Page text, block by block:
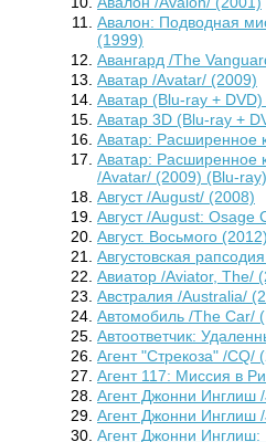
Авалон: Подводная
(1999)
Авангард /The
Аватар /Avatar/ (2009)
Аватар (Blu-ray +
Аватар 3D (Blu-ray +
Аватар: Расширенное
Аватар: Расширенное
/Avatar/ (2009) (Blu-ray)
Август /August/ (2008)
Август /August: Osage
Август. Восьмого
Августовская
Авиатор /Aviator, The/
Австралия /Australia/
Автомобиль /The Car/
Автоответчик:
Агент "Стрекоза" /CQ/
Агент 117: Миссия в
Агент Джонни Инглиш
Агент Джонни Инглиш
Агент Джонни Инглиш: